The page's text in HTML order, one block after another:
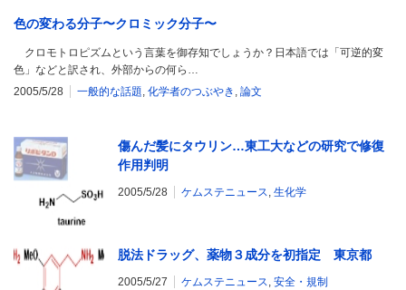
色の変わる分子〜クロミック分子〜
クロモトロピズムという言葉を御存知でしょうか？日本語では「可逆的変
色」などと訳され、外部からの何ら…
2005/5/28
一般的な話題, 化学者のつぶやき , 論文
傷んだ髪にタウリン…東工大などの研究で修復
作用判明
2005/5/28 ケムステニュース, 生化学
脱法ドラッグ、薬物３成分を初指定 東京都
2005/5/27 ケムステニュース, 安全・規制